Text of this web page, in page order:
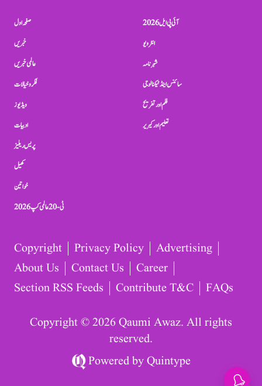
صفحہ اول
خبریں
عالمی خبریں
فکر و خیالات
ویڈیوز
ادبیات
پریس ریلیز
کھیل
خواتین
ٹی-20 عالمی کپ 2026
آئی پی ایل 2026
انٹرویو
شہرنامہ
سائنس اینڈ ٹیکنالوجی
فلم اور تفریح
تعلیم اور کیریر
Copyright Privacy Policy
Advertising
About Us
Contact Us
Career
Section RSS Feeds
Contribute T&C FAQs
Copyright © 2026 Qaumi Awaz. All rights
reserved.
Powered byQuintype